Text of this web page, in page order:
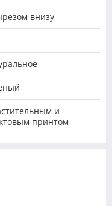
внизу
и
принтом